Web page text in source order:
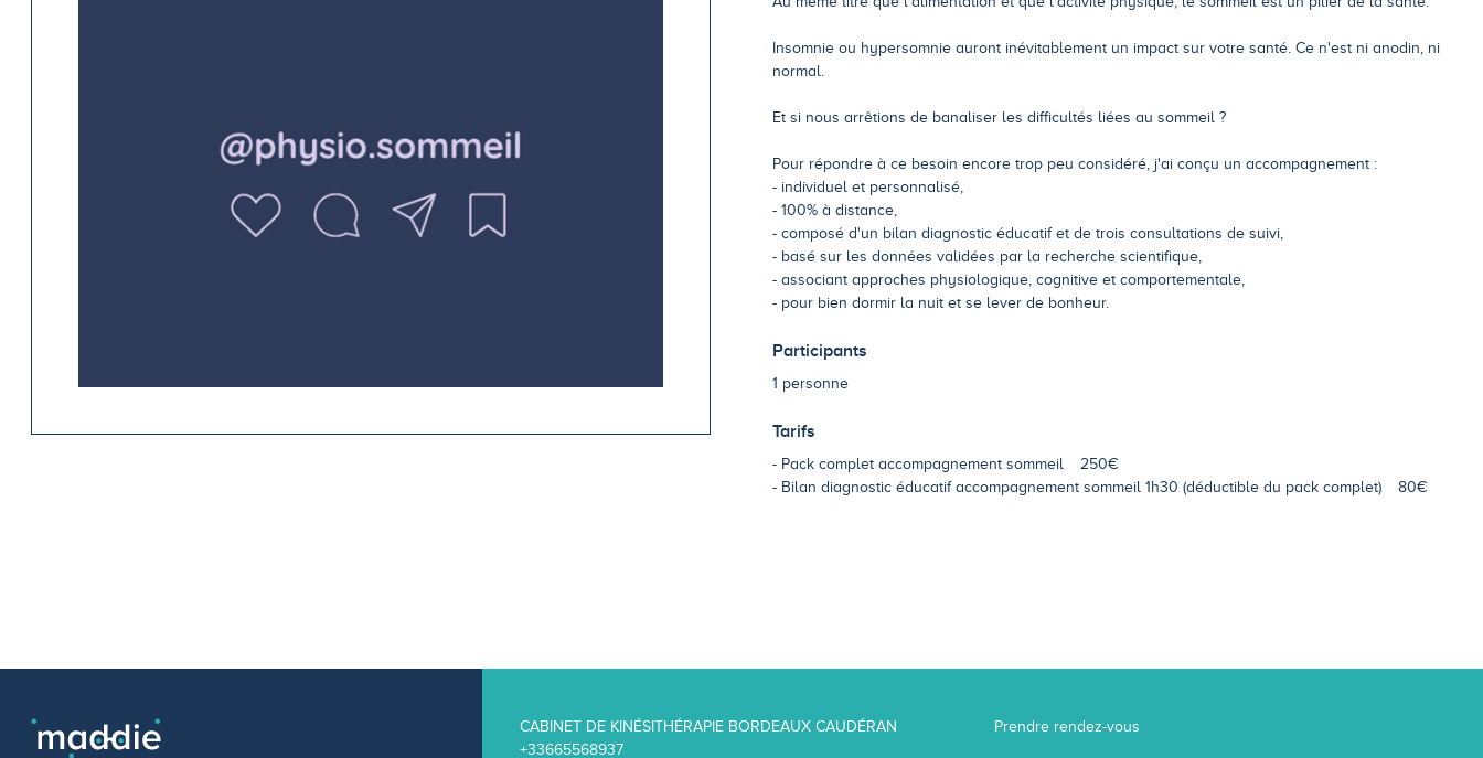
Insomnie ou hypersomnie auront inévitablement un impact sur votre santé. Ce n'est ni anodin, ni
normal.
Et si nous arrêtions de banaliser les difficultés liées au sommeil ?
Pour répondre à ce besoin encore trop peu considéré, j'ai conçu un accompagnement :
- individuel et personnalisé,
- 100% à distance,
- composé d'un bilan diagnostic éducatif et de trois consultations de suivi,
- basé sur les données validées par la recherche scientifique,
- associant approches physiologique, cognitive et comportementale,
- pour bien dormir la nuit et se lever de bonheur.
Participants
1 personne
Tarifs
Pack complet accompagnement sommeil
250€
Bilan diagnostic éducatif accompagnement sommeil 1h30 (déductible du pack complet)
80€
CABINET DE KINÉSITHÉRAPIE BORDEAUX CAUDÉRAN
+33665568937
Prendre rendez-vous